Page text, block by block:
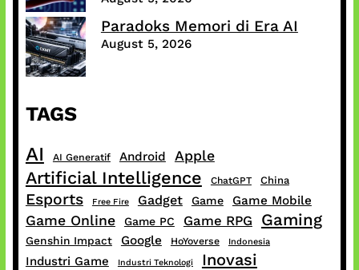
Paradoks Memori di Era AI
August 5, 2026
TAGS
AI AI Generatif Android Apple
Artificial Intelligence ChatGPT China
Esports Free Fire Gadget Game Game Mobile
Game Online Game PC Game RPG Gaming
Genshin Impact Google HoYoverse Indonesia
Industri Game Industri Teknologi Inovasi